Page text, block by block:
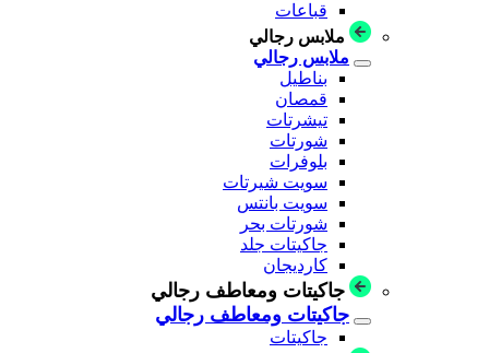
قباعات
ملابس رجالي
ملابس رجالي
بناطيل
قمصان
تيشرتات
شورتات
بلوفرات
سويت شيرتات
سويت بانتس
شورتات بحر
جاكيتات جلد
كارديجان
جاكيتات ومعاطف رجالي
جاكيتات ومعاطف رجالي
جاكيتات